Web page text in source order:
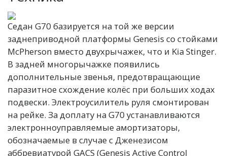
Седан G70 базируется на той же версии
заднеприводной платформы Genesis со стойками
McPherson вместо двухрычажек, что и Kia Stinger.
В задней многорычажке появились
дополнительные звенья, предотвращающие
паразитное схождение колёс при больших ходах
подвески. Электроусилитель руля смонтирован
на рейке. За доплату на G70 устанавливаются
электронноуправляемые амортизаторы,
обозначаемые в случае с Дженезисом
аббревиатурой GACS (Genesis Active Control